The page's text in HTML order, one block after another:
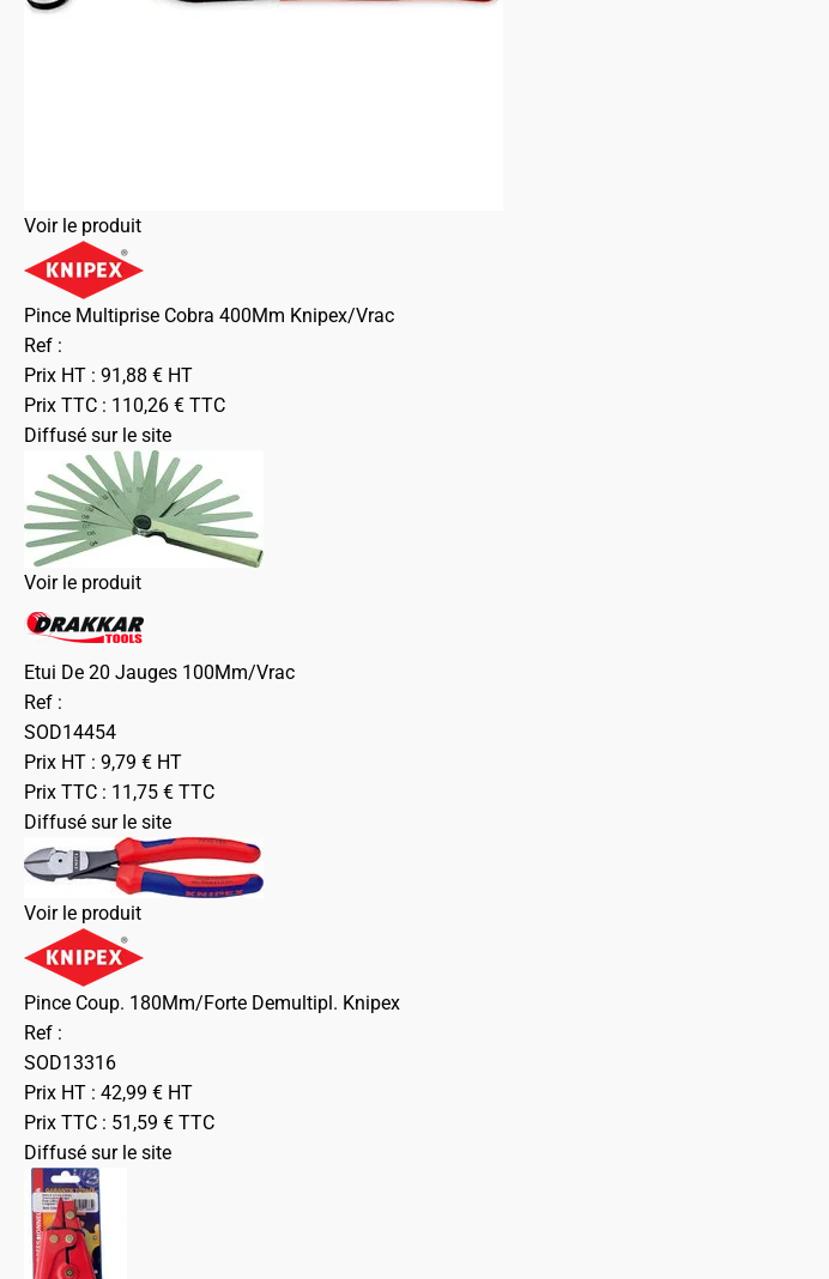
Voir le produit
Pince Multiprise Cobra 400Mm Knipex/Vrac
Ref :
Prix HT : 91,88 € HT
Prix TTC : 110,26 € TTC
Diffusé sur le site
Voir le produit
Etui De 20 Jauges 100Mm/Vrac
Ref :
SOD14454
Prix HT : 9,79 € HT
Prix TTC : 11,75 € TTC
Diffusé sur le site
Voir le produit
Pince Coup. 180Mm/Forte Demultipl. Knipex
Ref :
SOD13316
Prix HT : 42,99 € HT
Prix TTC : 51,59 € TTC
Diffusé sur le site